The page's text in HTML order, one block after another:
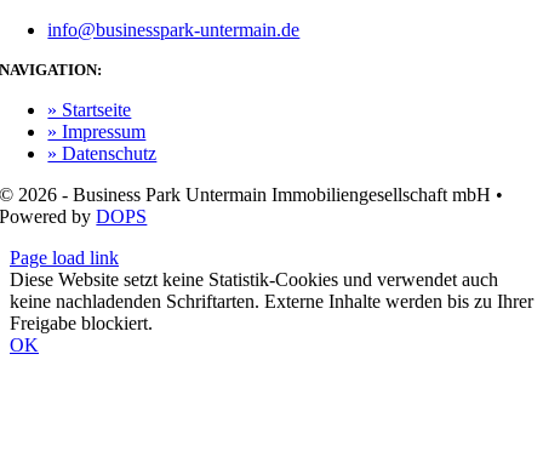
info@businesspark-untermain.de
NAVIGATION:
» Startseite
» Impressum
» Datenschutz
© 2026 - Business Park Untermain Immobiliengesellschaft mbH •
Powered byDOPS
Page load link
Diese Website setzt keine Statistik-Cookies und verwendet auch
keine nachladenden Schriftarten. Externe Inhalte werden bis zu Ihrer
Freigabe blockiert.
OK